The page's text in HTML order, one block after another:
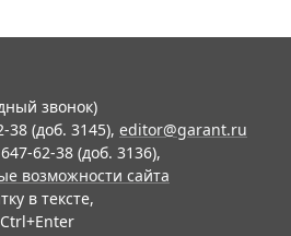
звонок)
38 (доб. 3145), editor@garant.ru
62-38 (доб. 3136),
возможности сайта
в тексте,